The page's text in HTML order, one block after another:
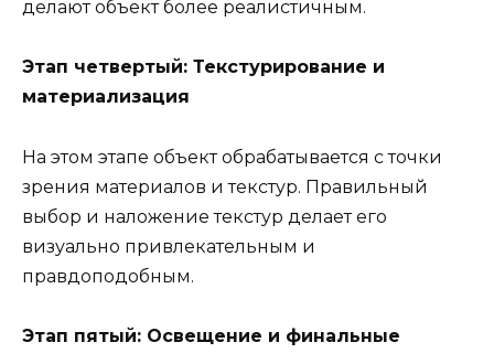
делают объект более реалистичным.
Этап четвертый: Текстурирование и
материализация
На этом этапе объект обрабатывается с точки
зрения материалов и текстур. Правильный
выбор и наложение текстур делает его
визуально привлекательным и
правдоподобным.
Этап пятый: Освещение и финальные